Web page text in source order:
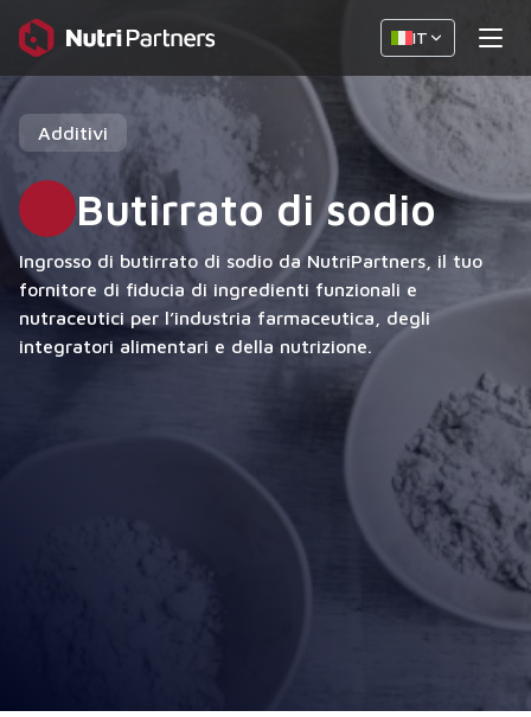
IT
Additivi
Butirrato di sodio
Ingrosso di butirrato di sodio da NutriPartners, il tuo
fornitore di fiducia di ingredienti funzionali e
nutraceutici per l’industria farmaceutica, degli
integratori alimentari e della nutrizione.